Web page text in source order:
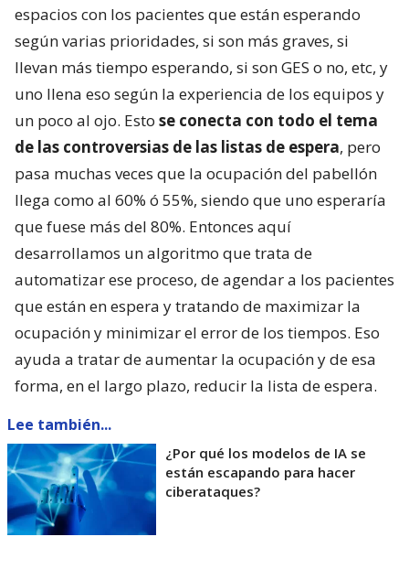
espacios con los pacientes que están esperando
según varias prioridades, si son más graves, si
llevan más tiempo esperando, si son GES o no, etc, y
uno llena eso según la experiencia de los equipos y
un poco al ojo. Esto se conecta con todo el tema
de las controversias de las listas de espera, pero
pasa muchas veces que la ocupación del pabellón
llega como al 60% ó 55%, siendo que uno esperaría
que fuese más del 80%. Entonces aquí
desarrollamos un algoritmo que trata de
automatizar ese proceso, de agendar a los pacientes
que están en espera y tratando de maximizar la
ocupación y minimizar el error de los tiempos. Eso
ayuda a tratar de aumentar la ocupación y de esa
forma, en el largo plazo, reducir la lista de espera.
Lee también...
¿Por qué los modelos de IA se
están escapando para hacer
ciberataques?